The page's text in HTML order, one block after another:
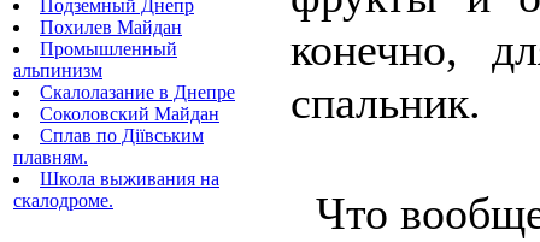
Подземный Днепр
Похилев Майдан
Промышленный
альпинизм
Скалолазание в Днепре
Соколовский Майдан
Сплав по Діївським
плавням.
Школа выживания на
скалодроме.
конечно,
спальник.
Что